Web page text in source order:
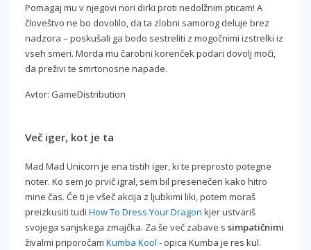
Pomagaj mu v njegovi nori dirki proti nedolžnim pticam! A
človeštvo ne bo dovolilo, da ta zlobni samorog deluje brez
nadzora – poskušali ga bodo sestreliti z mogočnimi izstrelki iz
vseh smeri. Morda mu čarobni korenček podari dovolj moči,
da preživi te smrtonosne napade.
Avtor: GameDistribution
Več iger, kot je ta
Mad Mad Unicorn je ena tistih iger, ki te preprosto potegne
noter. Ko sem jo prvič igral, sem bil presenečen kako hitro
mine čas. Če ti je všeč akcija z ljubkimi liki, potem moraš
preizkusiti tudi How To Dress Your Dragon kjer ustvariš
svojega sanjskega zmajčka. Za še več zabave s simpatičnimi
živalmi priporočam Kumba Kool - opica Kumba je res kul.